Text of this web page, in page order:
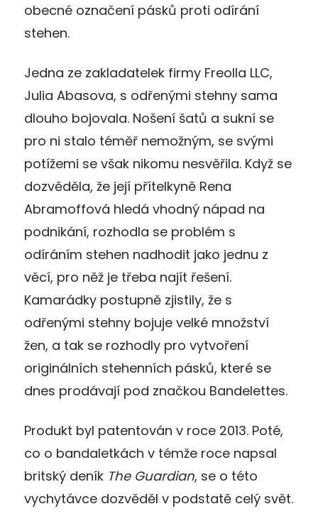
obecné označení pásků proti odírání
stehen.
Jedna ze zakladatelek firmy Freolla LLC,
Julia Abasova, s odřenými stehny sama
dlouho bojovala. Nošení šatů a sukní se
pro ni stalo téměř nemožným, se svými
potížemi se však nikomu nesvěřila. Když se
dozvěděla, že její přítelkyně Rena
Abramoffová hledá vhodný nápad na
podnikání, rozhodla se problém s
odíráním stehen nadhodit jako jednu z
věcí, pro něž je třeba najít řešení.
Kamarádky postupně zjistily, že s
odřenými stehny bojuje velké množství
žen, a tak se rozhodly pro vytvoření
originálních stehenních pásků, které se
dnes prodávají pod značkou Bandelettes.
Produkt byl patentován v roce 2013. Poté,
co o bandaletkách v témže roce napsal
britský deník The Guardian, se o této
vychytávce dozvěděl v podstatě celý svět.